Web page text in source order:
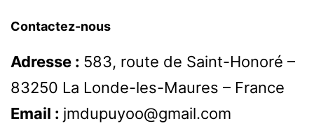
Contactez-nous
Adresse : 583, route de Saint-Honoré –
83250 La Londe-les-Maures – France
Email : jmdupuyoo@gmail.com